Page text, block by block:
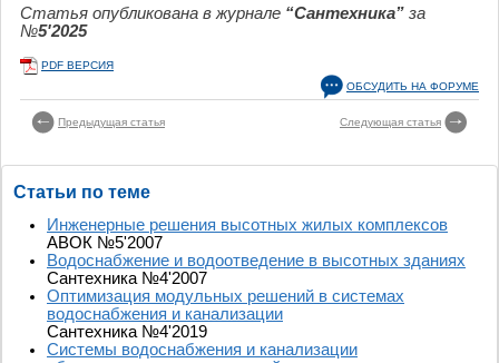
Статья опубликована в журнале “Сантехника” за
№5'2025
PDF ВЕРСИЯ
ОБСУДИТЬ НА ФОРУМЕ
Предыдущая статья Следующая статья
Статьи по теме
Инженерные решения высотных жилых комплексов
АВОК №5'2007
Водоснабжение и водоотведение в высотных зданиях
Сантехника №4'2007
Оптимизация модульных решений в системах
водоснабжения и канализации
Сантехника №4'2019
Системы водоснабжения и канализации